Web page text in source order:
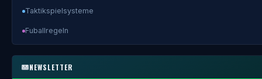
Taktikspielsysteme
Fuballregeln
NEWSLETTER